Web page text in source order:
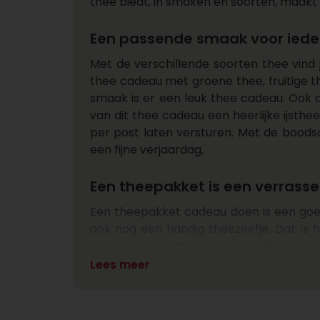
Een passende smaak voor
Met de verschillende soorten thee
thee cadeau met groene thee, fruitige
smaak is er een leuk thee cadeau.
van dit thee cadeau een heerlijke
per post laten versturen. Met de
een fijne verjaardag.
Een theepakket is een
Een theepakket cadeau doen is een
van jouw thee kado.
Lees meer